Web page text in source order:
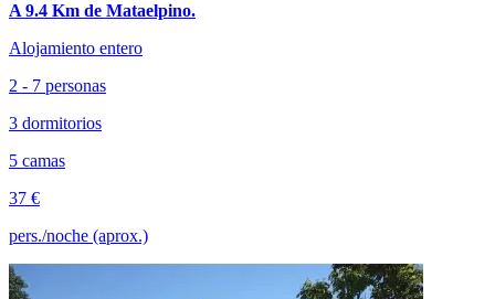
A 9.4 Km de Mataelpino.
Alojamiento entero
2 - 7 personas
3 dormitorios
5 camas
37 €
pers./noche (aprox.)